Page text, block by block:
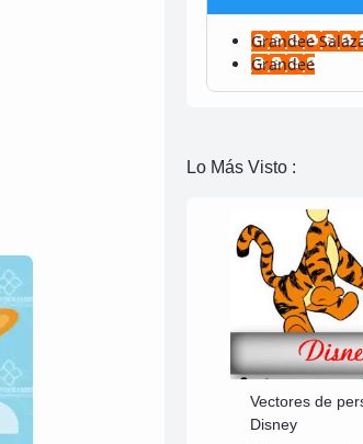
Grandee
Grandee
Lo Más Visto :
Vectores de
Disney